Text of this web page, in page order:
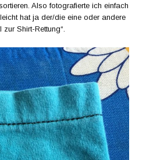
Also fotografierte ich einfach
hat ja der/die eine oder andere
Shirt-Rettung“.